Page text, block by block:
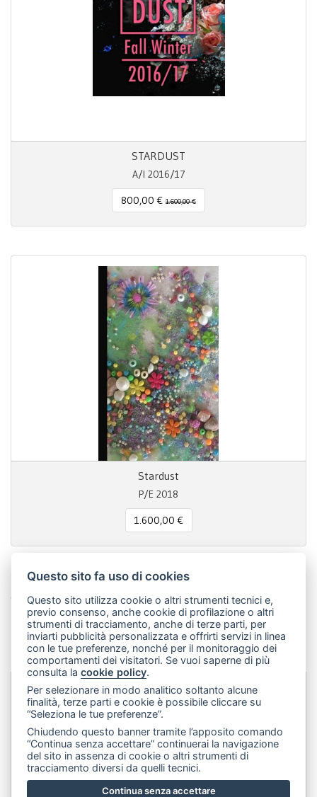
STARDUST
A/I 2016/17
800,00 € 1.600,00 €
Stardust
P/E 2018
1.600,00 €
Condividi questa pagina!
Facebook
TwitterPinterestLinkedInWhatsApp
WeChatSnapchatTelegram
EmailMessage
Condividi
Dip&Dyesas di Crivellari Andrea Cesare Giulio & C.- sede
Via Francesco Rismondo 112, 20153 Milano (Italia)
(+39) 3356945970 - P.IVA 06614890967
Questo sito fa uso di cookies
Questo sito utilizza cookie o altri strumenti tecnici e,
previo consenso, anche cookie di profilazione o altri
strumenti di tracciamento, anche di terze parti, per
inviarti pubblicità personalizzata e offrirti servizi in linea
con le tue preferenze, nonché per il monitoraggio dei
comportamenti dei visitatori. Se vuoi saperne di più
consulta lacookie policy.
Per selezionare in modo analitico soltanto alcune
finalità, terze parti e cookie è possibile cliccare su
“Seleziona le tue preferenze”.
Chiudendo questo banner tramite l’apposito comando
“Continua senza accettare” continuerai la navigazione
del sito in assenza di cookie o altri strumenti di
tracciamento diversi da quelli tecnici.
Continua senza accettare